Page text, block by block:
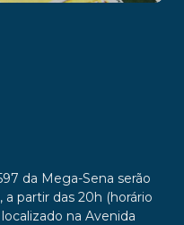
da Mega-Sena serão
a partir das 20h (horário
na Avenida